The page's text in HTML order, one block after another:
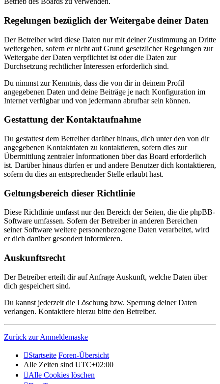
Regelungen bezüglich der Weitergabe deiner Daten
Der Betreiber wird diese Daten nur mit deiner Zustimmung an Dritte
weitergeben, sofern er nicht auf Grund gesetzlicher Regelungen zur
Weitergabe der Daten verpflichtet ist oder die Daten zur
Durchsetzung rechtlicher Interessen erforderlich sind.
Du nimmst zur Kenntnis, dass die von dir in deinem Profil
angegebenen Daten und deine Beiträge je nach Konfiguration im
Internet verfügbar und von jedermann abrufbar sein können.
Gestattung der Kontaktaufnahme
Du gestattest dem Betreiber darüber hinaus, dich unter den von dir
angegebenen Kontaktdaten zu kontaktieren, sofern dies zur
Übermittlung zentraler Informationen über das Board erforderlich
ist. Darüber hinaus dürfen er und andere Benutzer dich kontaktieren,
sofern du dies an entsprechender Stelle erlaubt hast.
Geltungsbereich dieser Richtlinie
Diese Richtlinie umfasst nur den Bereich der Seiten, die die phpBB-
Software umfassen. Sofern der Betreiber in anderen Bereichen
seiner Software weitere personenbezogene Daten verarbeitet, wird
er dich darüber gesondert informieren.
Auskunftsrecht
Der Betreiber erteilt dir auf Anfrage Auskunft, welche Daten über
dich gespeichert sind.
Du kannst jederzeit die Löschung bzw. Sperrung deiner Daten
verlangen. Kontaktiere hierzu bitte den Betreiber.
Zurück zur Anmeldemaske
Startseite Foren-Übersicht
Alle Zeiten sind UTC+02:00
Alle Cookies löschen